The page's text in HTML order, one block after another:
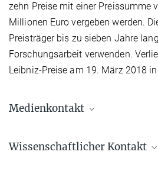
zehn Preise mit einer Preissumme
Millionen Euro vergeben werden.
Preisträger bis zu sieben Jahre
Forschungsarbeit verwenden.
Leibniz-Preise am 19. März 2018
Medienkontakt
Wissenschaftlicher Kontakt